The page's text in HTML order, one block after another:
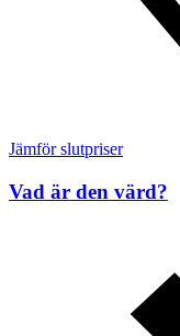
Jämför slutpriser
Vad är den värd?